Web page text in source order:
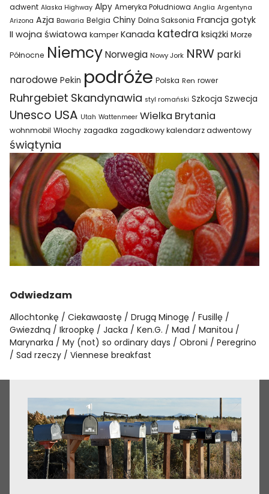
adwent Alaska Highway Alpy Ameryka Południowa Anglia Argentyna
Arizona Azja Bawaria Belgia Chiny Dolna Saksonia Francja gotyk
II wojna światowa kamper Kanada katedra książki Morze
Północne Niemcy Norwegia Nowy Jork NRW parki
narodowe Pekin podróże Polska Ren rower
Ruhrgebiet Skandynawia styl romański Szkocja Szwecja
Unesco USA Utah Wattenmeer Wielka Brytania
wohnmobil Włochy zagadka zagadkowy kalendarz adwentowy
świątynia
Odwiedzam
Allochtonkę Ciekawaostę Drugą Minogę
Fusillę
Gwiezdną
Ikroopkę Jacka Ken.G. Mad
Manitou
Marynarka
My (not) so ordinary days Obroni
Peregrino
Sad rzeczy
Viennese breakfast